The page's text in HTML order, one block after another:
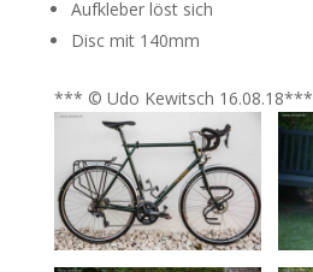
Aufkleber löst sich
Disc mit 140mm
*** © Udo Kewitsch 16.08.18***